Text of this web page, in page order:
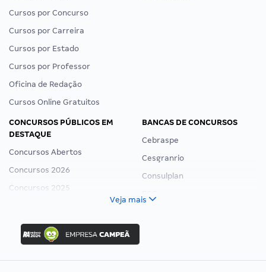
Cursos por Concurso
Cursos por Carreira
Cursos por Estado
Cursos por Professor
Oficina de Redação
Cursos Online Gratuitos
CONCURSOS PÚBLICOS EM
DESTAQUE
Concursos Abertos
Concursos 2026
Concursos 2025
Concurso Nacional Unificado
Concurso Ibama
Concurso MPU
Editais publicados
BANCAS DE CONCURSOS
Cebraspe
Cesgranrio
Consulplan
Veja mais